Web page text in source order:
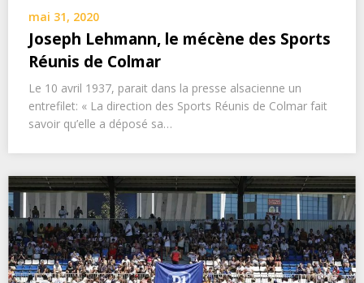
mai 31, 2020
Joseph Lehmann, le mécène des Sports
Réunis de Colmar
Le 10 avril 1937, parait dans la presse alsacienne un
entrefilet: « La direction des Sports Réunis de Colmar fait
savoir qu’elle a déposé sa…